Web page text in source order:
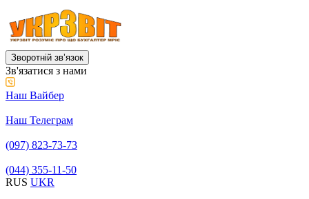
Зворотній звʼязок
Зв'язатися з нами
Наш Вайбер
Наш Телеграм
(097) 823-73-73
(044) 355-11-50
RUS UKR